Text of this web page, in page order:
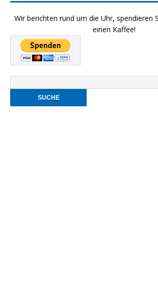
Wir berichten rund um die Uhr, spendieren
einen Kaffee!